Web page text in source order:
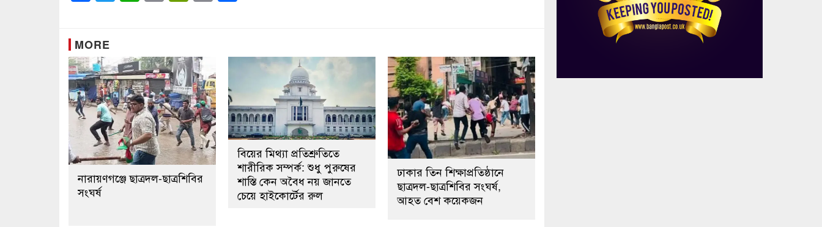
Link
MORE
নারায়ণগঞ্জে ছাত্রদল-ছাত্রশিবির
সংঘর্ষ
বিয়ের মিথ্যা প্রতিশ্রুতিতে
শারীরিক সম্পর্ক: শুধু পুরুষের
শাস্তি কেন অবৈধ নয় জানতে
চেয়ে হাইকোর্টের রুল
ঢাকার তিন শিক্ষাপ্রতিষ্ঠানে
ছাত্রদল-ছাত্রশিবির সংঘর্ষ,
আহত বেশ কয়েকজন